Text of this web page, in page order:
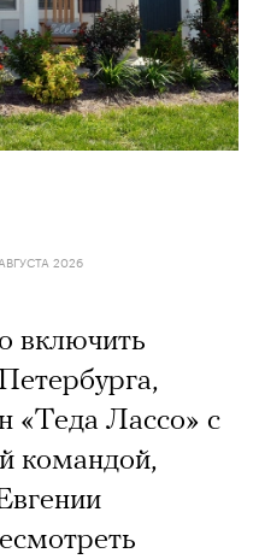
2026
включить
«Теда Лассо» с
командой,